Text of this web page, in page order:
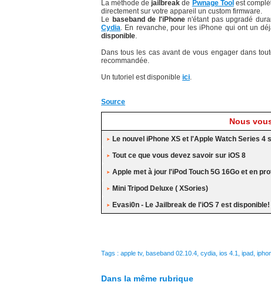
La méthode dejailbreak de Pwnage Tool est
directement sur votre appareil un custom firmware.
Le baseband de l'iPhonen'étant pas upgradé
Cydia. En revanche, pour les iPhone qui ont un
disponible.
Dans tous les cas avant de vous engager dans
recommandée.
Un tutoriel est disponible ici.
Source
Nous
Le nouvel iPhone XS et l'Apple Watch Series 4
Tout ce que vous devez savoir sur iOS 8
Apple met à jour l'iPod Touch 5G 16Go et en
Mini Tripod Deluxe ( XSories)
Evasi0n - Le Jailbreak de l'iOS 7 est disponible!
Tags : apple tv, baseband 02.10.4 cydia ios 4.1 ipad
Dans la même rubrique